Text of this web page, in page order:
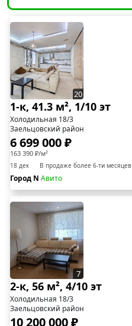
20
1-к, 41.3 м², 1/10 эт
Холодильная 18/3
Заельцовский район
6 699 000 ₽
163 390 ₽/м²
18 дек В продаже более 6-ти месяцев
Город N Авито
7
2-к, 56 м², 4/10 эт
Холодильная 18/3
Заельцовский район
10 200 000 ₽